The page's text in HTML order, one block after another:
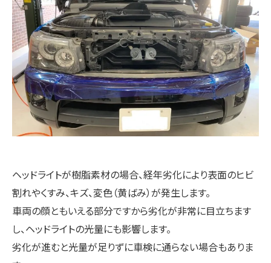
ヘッドライトが樹脂素材の場合、経年劣化により表面のヒビ
割れやくすみ、キズ、変色（黄ばみ）が発生します。
車両の顔ともいえる部分ですから劣化が非常に目立ちます
し、ヘッドライトの光量にも影響します。
劣化が進むと光量が足りずに車検に通らない場合もありま